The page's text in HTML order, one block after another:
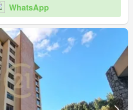
WhatsApp